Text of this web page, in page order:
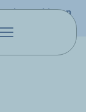
Hutchinson